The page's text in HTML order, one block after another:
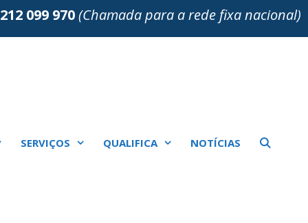
212 099 970(Chamada para a rede fixa nacional)
SERVIÇOS QUALIFICA NOTÍCIAS